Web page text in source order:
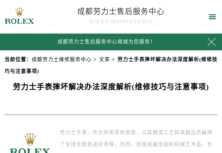
成都劳力士售后服务中心
ROLEX MAINTENANCE

成都劳力士售后服务中心竭诚为您服务！ 
当前位置： 成都劳力士维修服务中心 > 文章 > 劳力士手表摔坏解决办法深度解析(维修技
巧与注意事项)
劳力士手表摔坏解决办法深度解析(维修技巧与注意事项)
劳力士手表，作为钟表界的贵族，以其精湛工艺和卓越品质赢得
了全球无数表迷的青睐。然而，即便是最坚固的机械艺术品，也